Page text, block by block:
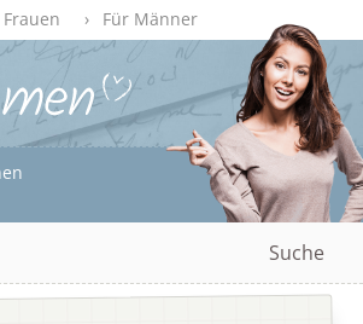
Frauen Für Männer
Suche